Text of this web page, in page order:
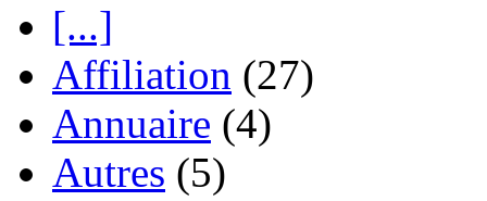
[...]
Affiliation (27)
Annuaire (4)
Autres (5)